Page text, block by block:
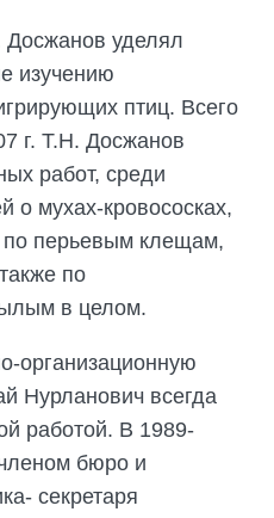
Досжанов уделял
изучению
птиц. Всего
г. Т.Н. Досжанов
работ, среди
о мухах-кровососках,
перьевым клещам,
по
в целом.
организационную
Нурланович всегда
работой. В 1989-
бюро и
секретаря